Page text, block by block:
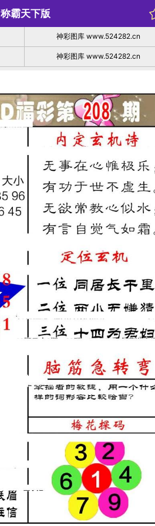
称霸天下版
神彩图库 www.524282.cn
神彩图库 www.524282.cn